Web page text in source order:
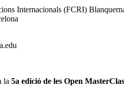
Internacionals (FCRI)
la 5a edició de les Open